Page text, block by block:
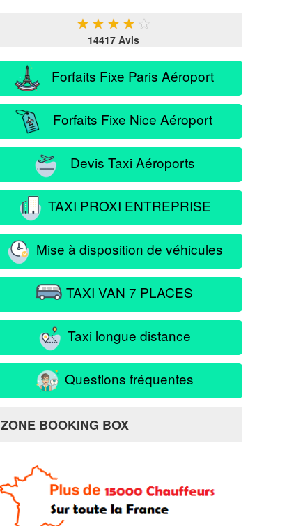
★ ★ ★ ★ ★
14417 Avis
Forfaits Fixe Paris Aéroport
Forfaits Fixe Nice Aéroport
Devis Taxi Aéroports
TAXI PROXI ENTREPRISE
Mise à disposition de véhicules
TAXI VAN 7 PLACES
Taxi longue distance
Questions fréquentes
ZONE BOOKING BOX